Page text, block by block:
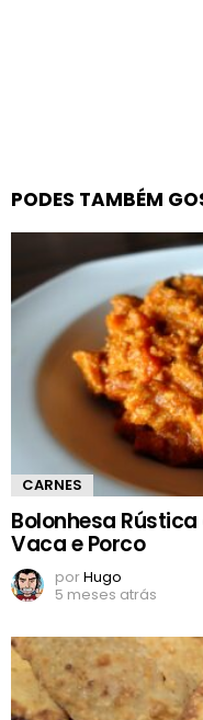
PODES TAMBÉM
CARNES
Bolonhesa
Vaca e Porco
porHugo
5 meses atrás